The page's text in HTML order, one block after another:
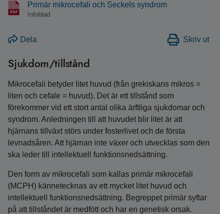
Primär mikrocefali och Seckels syndrom
Infoblad
Dela Skriv ut
Sjukdom/tillstånd
Mikrocefali betyder litet huvud (från grekiskans mikros =
liten och cefale = huvud). Det är ett tillstånd som
förekommer vid ett stort antal olika ärftliga sjukdomar och
syndrom. Anledningen till att huvudet blir litet är att
hjärnans tillväxt störs under fosterlivet och de första
levnadsåren. Att hjärnan inte växer och utvecklas som den
ska leder till intellektuell funktionsnedsättning.
Den form av mikrocefali som kallas primär mikrocefali
(MCPH) kännetecknas av ett mycket litet huvud och
intellektuell funktionsnedsättning. Begreppet primär syftar
på att tillståndet är medfött och har en genetisk orsak.